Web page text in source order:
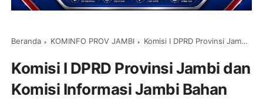
Beranda KOMINFO PROV JAMBI Komisi I DPRD Provinsi Jambi dan Komisi Informasi Jambi Bahan Rencana Kegiatan 2025
Komisi I DPRD Provinsi Jambi dan
Komisi Informasi Jambi Bahan